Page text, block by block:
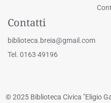
Contatti
biblioteca.breia@gmail.com
Tel. 0163 49196
© 2025 Biblioteca Civica "Eligio